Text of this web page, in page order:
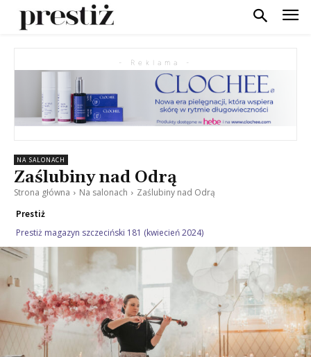
- Reklama -
NA SALONACH
Zaślubiny nad Odrą
Strona główna Na salonach
Zaślubiny nad Odrą
Prestiż
Prestiż magazyn szczeciński 181 (kwiecień 2024)